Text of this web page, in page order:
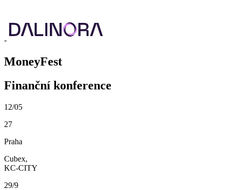
-
MoneyFest
Finanční konference
12/05
27
Praha
Cubex,
KC-CITY
29/9